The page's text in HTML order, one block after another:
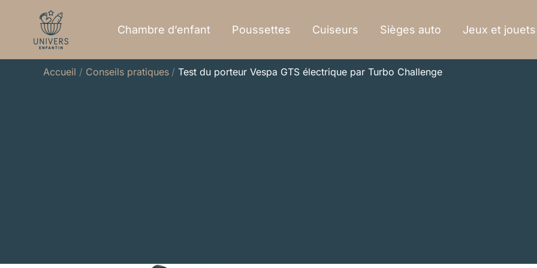
contenu
Chambre d’enfant Poussettes Cuiseurs Sièges auto Jeux et jouets
Accueil Conseils pratiques Test du porteur Vespa GTS électrique par Turbo Challenge